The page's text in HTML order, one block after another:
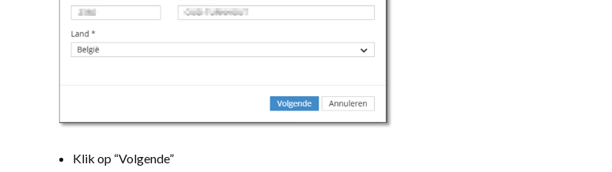
Klik op “Volgende”